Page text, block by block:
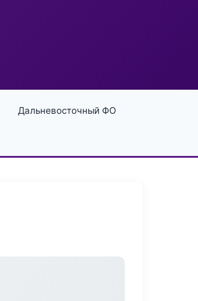
Дальневосточный ФО